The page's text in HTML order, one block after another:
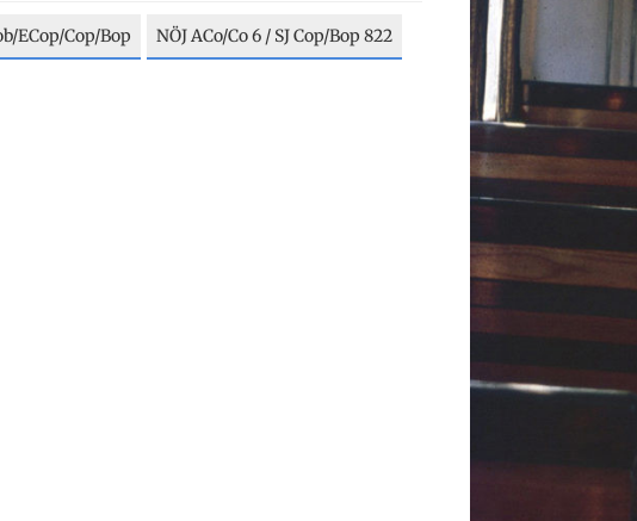
ECop/Cop/Bop NÖJ ACo/Co 6 / SJ Cop/Bop 822